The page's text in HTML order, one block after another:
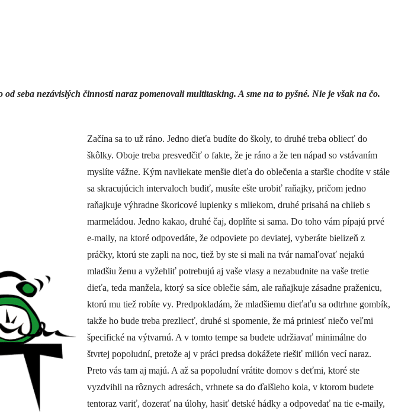
nezávislých činností naraz pomenovali multitasking. A sme na to pyšné. Nie je však na čo.
Začína sa to už ráno. Jedno dieťa budíte do školy, to druhé treba obliecť do
škôlky. Oboje treba presvedčiť o fakte, že je ráno a že ten nápad so vstávaním
myslíte vážne. Kým navliekate menšie dieťa do oblečenia a staršie chodíte v stále
sa skracujúcich intervaloch budiť, musíte ešte urobiť raňajky, pričom jedno
raňajkuje výhradne škoricové lupienky s mliekom, druhé prisahá na chlieb s
marmeládou. Jedno kakao, druhé čaj, doplňte si sama. Do toho vám pípajú prvé
e-maily, na ktoré odpovedáte, že odpoviete po deviatej, vyberáte bielizeň z
práčky, ktorú ste zapli na noc, tiež by ste si mali na tvár namaľovať nejakú
mladšiu ženu a vyžehliť potrebujú aj vaše vlasy a nezabudnite na vaše tretie
dieťa, teda manžela, ktorý sa síce oblečie sám, ale raňajkuje zásadne praženicu,
ktorú mu tiež robíte vy. Predpokladám, že mladšiemu dieťaťu sa odtrhne gombík,
takže ho bude treba prezliecť, druhé si spomenie, že má priniesť niečo veľmi
špecifické na výtvarnú. A v tomto tempe sa budete udržiavať minimálne do
štvrtej popoludní, pretože aj v práci predsa dokážete riešiť milión vecí naraz.
Preto vás tam aj majú. A až sa popoludní vrátite domov s deťmi, ktoré ste
vyzdvihli na rôznych adresách, vrhnete sa do ďalšieho kola, v ktorom budete
tentoraz variť, dozerať na úlohy, hasiť detské hádky a odpovedať na tie e-maily,